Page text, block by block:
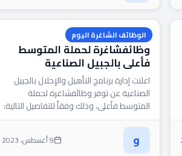
الوظائف الشاغرة اليوم
وظائفشاغرة لحملة المتوسط
فأعلى بالجبيل الصناعية
اعلنت إدارة برنامج التأهيل والإحلال بالجبيل
الصناعية عن توفر وظائفشاغرة لحملة
المتوسط فأعلى، وذلك وفقاً للتفاصيل التالية:
1- محاسب (الشركة العربية للتموين...
و 9 أغسطس، 2023